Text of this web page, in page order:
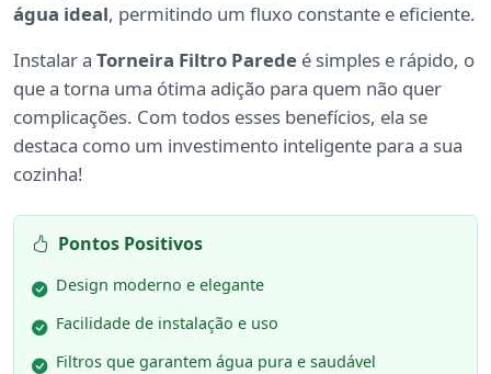
água ideal, permitindo um fluxo constante e eficiente.
Instalar a Torneira Filtro Parede é simples e rápido, o
que a torna uma ótima adição para quem não quer
complicações. Com todos esses benefícios, ela se
destaca como um investimento inteligente para a sua
cozinha!
Pontos Positivos
Design moderno e elegante
Facilidade de instalação e uso
Filtros que garantem água pura e saudável